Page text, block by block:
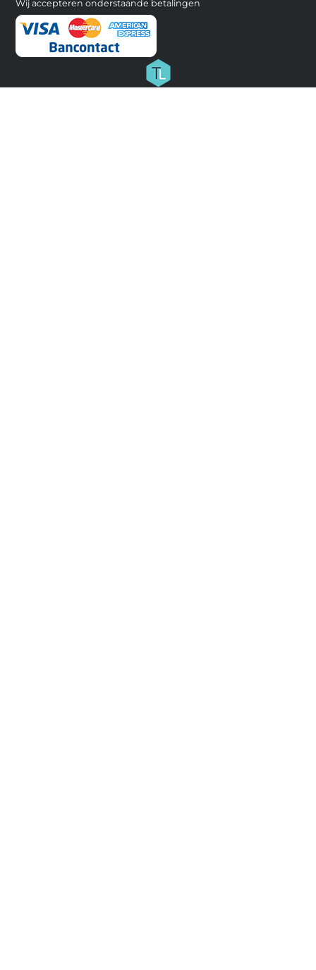
Wij accepteren onderstaande betalingen